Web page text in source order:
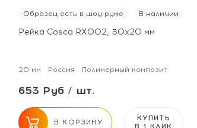
Образец есть в шоу-руме В наличии
Рейка Cosca RX002, 30x20 мм
20 мм Россия Полимерный композит
653 Руб / шт.
В КОРЗИНУ
КУПИТЬ
В 1 КЛИК